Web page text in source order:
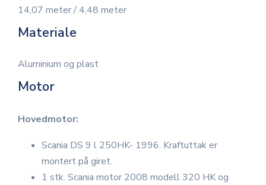
14,07 meter / 4,48 meter
Materiale
Aluminium og plast
Motor
Hovedmotor:
Scania DS 9 l 250HK- 1996. Kraftuttak er
montert på giret.
1 stk. Scania motor 2008 modell 320 HK og